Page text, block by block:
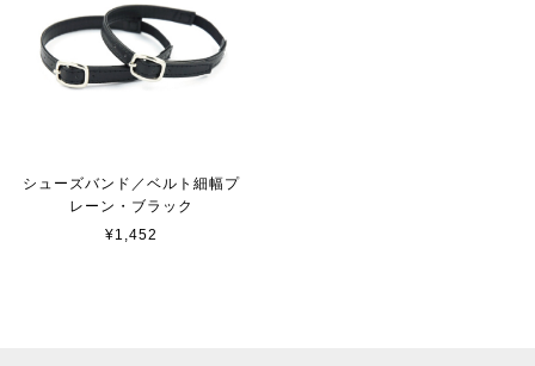
シューズバンド／ベルト細幅プ
レーン・ブラック
¥1,452